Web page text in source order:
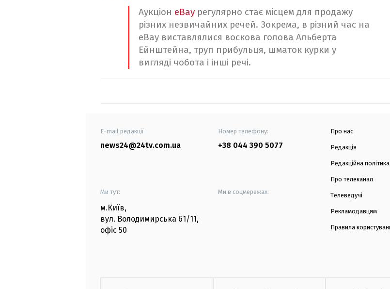
Аукціон eBay регулярно стає місцем для продажу
різних незвичайних речей. Зокрема, в різний час на
eBay виставлялися воскова голова Альберта
Ейнштейна, труп прибульця, шматок курки у
вигляді чобота і інші речі.
E-mail редакції
news24@24tv.com.ua
Номер телефону:
+38 044 390 5077
Ми тут:
м.Київ,
вул. Володимирська 61/11,
офіс 50
Ми в соцмережах:
Про нас
Редакція
Редакційна політика
Про телеканал
Телеведучі
Рекламодавцям
Правила